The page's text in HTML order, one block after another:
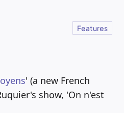
Features
' (a new French
show, 'On n'est